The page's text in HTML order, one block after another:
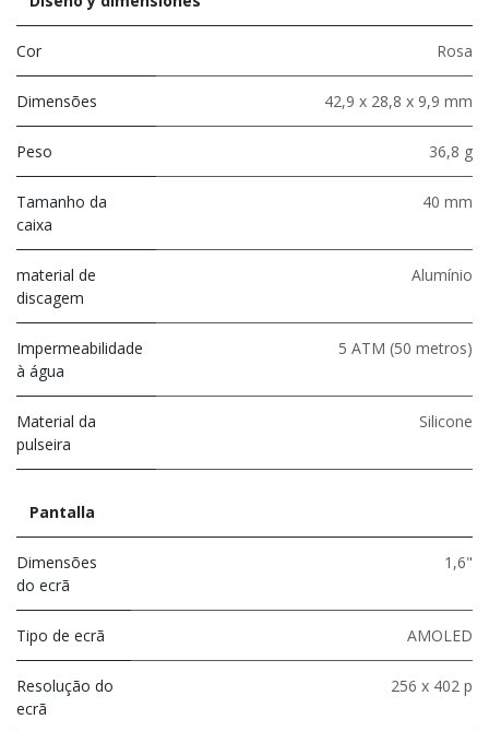
Cor Rosa
Dimensões 42,9 x 28,8 x 9,9 mm
Peso 36,8 g
Tamanho da
caixa
40 mm
material de
discagem
Alumínio
Impermeabilidade
à água
5 ATM (50 metros)
Material da
pulseira
Silicone
Pantalla
Dimensões
do ecrã
1,6"
Tipo de ecrã AMOLED
Resolução do
ecrã
256 x 402 p